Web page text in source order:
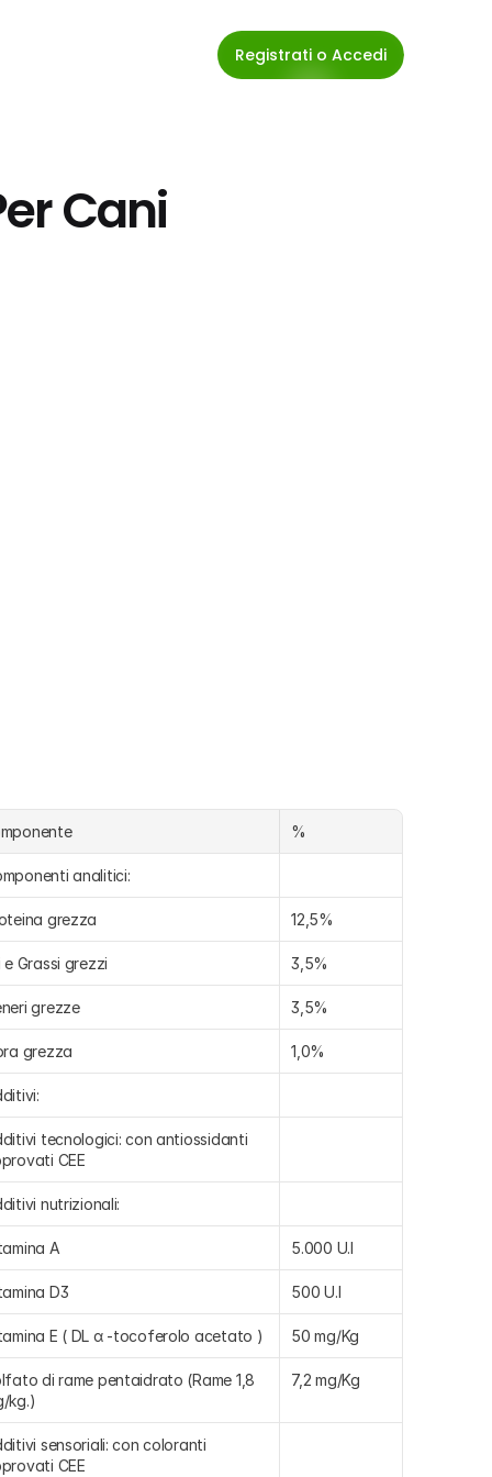
Registrati o Accedi
Cani
%
analitici:
grezza 12,5%
e Grassi grezzi 3,5%
grezze 3,5%
grezza 1,0%
tecnologici: con antiossidanti
CEE
nutrizionali:
A 5.000 U.I
D3 500 U.I
E ( DL α -tocoferolo acetato ) 50 mg/Kg
di rame pentaidrato (Rame 1,8
kg.)
7,2 mg/Kg
sensoriali: con coloranti
CEE